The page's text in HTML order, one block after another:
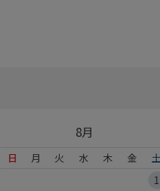
8月
日 月 火 水 木 金
土
1